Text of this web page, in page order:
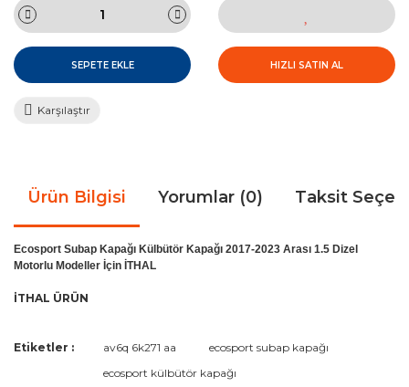
SEPETE EKLE HIZLI SATIN AL
Karşılaştır
Ürün Bilgisi Yorumlar (0) Taksit
Ecosport Subap Kapağı Külbütör Kapağı 2017-2023 Arası 1.5 Dizel
Motorlu Modeller İçin İTHAL
İTHAL ÜRÜN
Bu ürüne ilk yorumu siz yapın!
Bu ürünün fiyat bilgisi, resim, ürün açıklamalarında ve diğer
kullanarak tarafımıza iletebilirsiniz.
Etiketler : av6q 6k271 aa
ecosport subap kapağı
ecosport külbütör kapağı